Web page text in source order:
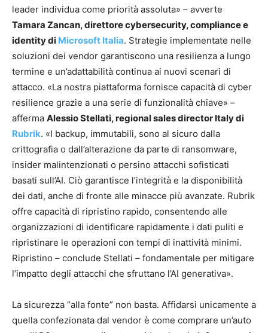
leader individua come priorità assoluta» – avverte
Tamara Zancan, direttore cybersecurity, compliance e
identity di Microsoft Italia. Strategie implementate nelle
soluzioni dei vendor garantiscono una resilienza a lungo
termine e un’adattabilità continua ai nuovi scenari di
attacco. «La nostra piattaforma fornisce capacità di cyber
resilience grazie a una serie di funzionalità chiave» –
afferma Alessio Stellati, regional sales director Italy di
Rubrik. «I backup, immutabili, sono al sicuro dalla
crittografia o dall’alterazione da parte di ransomware,
insider malintenzionati o persino attacchi sofisticati
basati sull’AI. Ciò garantisce l’integrità e la disponibilità
dei dati, anche di fronte alle minacce più avanzate. Rubrik
offre capacità di ripristino rapido, consentendo alle
organizzazioni di identificare rapidamente i dati puliti e
ripristinare le operazioni con tempi di inattività minimi.
Ripristino – conclude Stellati – fondamentale per mitigare
l’impatto degli attacchi che sfruttano l’AI generativa».
La sicurezza “alla fonte” non basta. Affidarsi unicamente a
quella confezionata dal vendor è come comprare un’auto